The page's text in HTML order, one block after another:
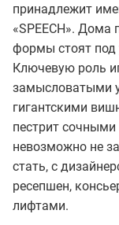
принадлежит
«SPEECH». Дома
формы стоят под
Ключевую роль
замысловатыми
гигантскими
пестрит
невозможно не
стать, с
ресепшен,
лифтами.